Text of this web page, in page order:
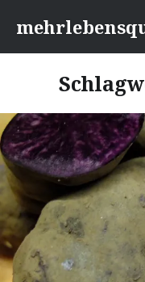
Inhalt
springen